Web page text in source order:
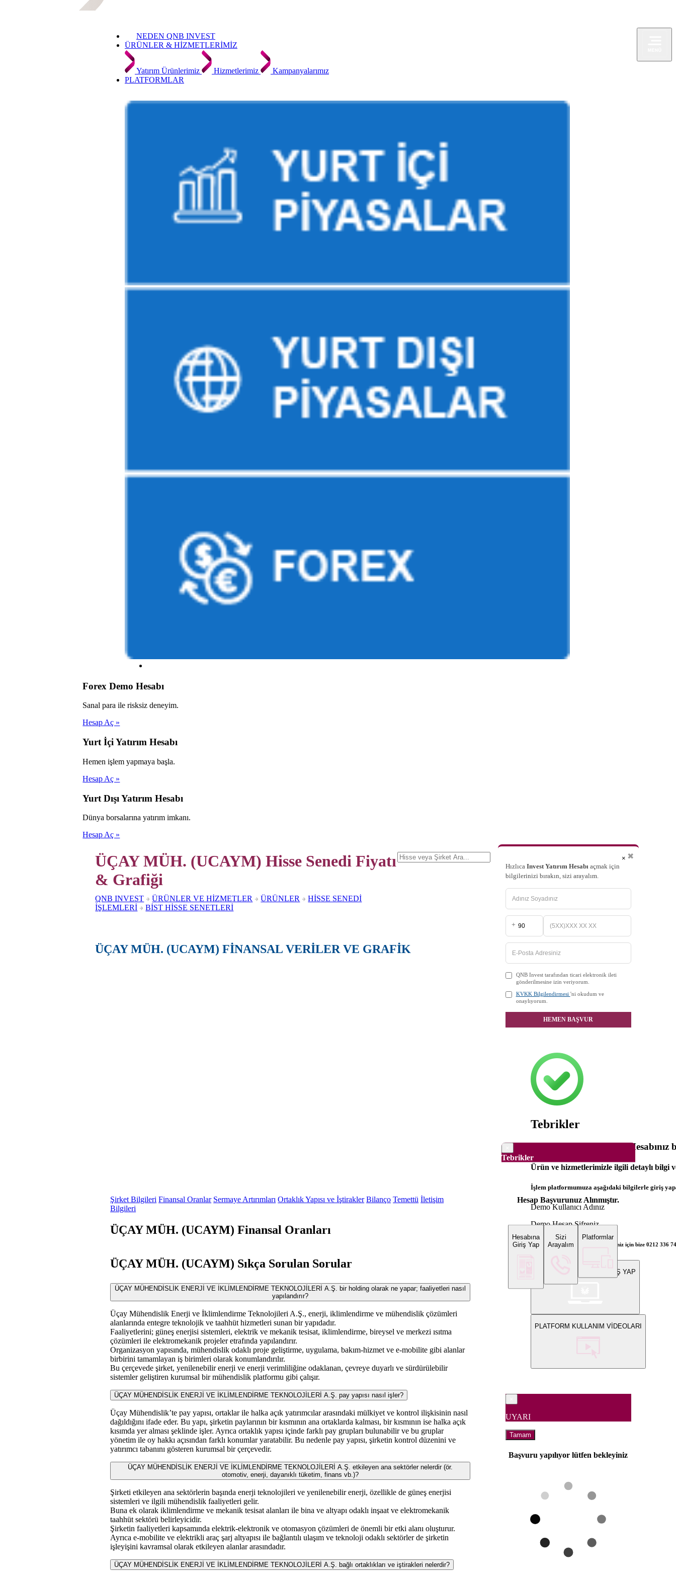
NEDEN QNB INVEST
ÜRÜNLER & HİZMETLERİMİZ
Yatırım Ürünlerimiz Hizmetlerimiz
Kampanyalarımız
PLATFORMLAR
Forex Demo Hesabı
Sanal para ile risksiz deneyim.
Hesap Aç »
Yurt İçi Yatırım Hesabı
Hemen işlem yapmaya başla.
Hesap Aç »
Yurt Dışı Yatırım Hesabı
Dünya borsalarına yatırım imkanı.
Hesap Aç »
ÜÇAY MÜH. (UCAYM) Hisse SenediFiyatı
& Grafiği
QNB INVEST ÜRÜNLER VE HİZMETLER ÜRÜNLER
HİSSE SENEDİ
İŞLEMLERİ
BİST HİSSE SENETLERİ
ÜÇAY MÜH. (UCAYM) FİNANSAL VERİLER VE GRAFİK
Şirket Bilgileri Finansal Oranlar Sermaye Artırımları Ortaklık Yapısı ve İştirakler Bilanço Temettü İletişim
Bilgileri
ÜÇAY MÜH. (UCAYM) Finansal Oranları
ÜÇAY MÜH. (UCAYM) Sıkça Sorulan Sorular
ÜÇAY MÜHENDİSLİK ENERJİ VE İKLİMLENDİRME TEKNOLOJİLERİ A.Ş. bir holding olarak ne yapar; faaliyetleri nasıl
yapılandırır?
Üçay Mühendislik Enerji ve İklimlendirme Teknolojileri A.Ş., enerji, iklimlendirme ve mühendislik çözümleri
alanlarında entegre teknolojik ve taahhüt hizmetleri sunan bir yapıdadır.
Faaliyetlerini; güneş enerjisi sistemleri, elektrik ve mekanik tesisat, iklimlendirme, bireysel ve merkezi ısıtma
çözümleri ile elektromekanik projeler etrafında yapılandırır.
Organizasyon yapısında, mühendislik odaklı proje geliştirme, uygulama, bakım-hizmet ve e-mobilite gibi alanlar
birbirini tamamlayan iş birimleri olarak konumlandırılır.
Bu çerçevede şirket, yenilenebilir enerji ve enerji verimliliğine odaklanan, çevreye duyarlı ve sürdürülebilir
sistemler geliştiren kurumsal bir mühendislik platformu gibi çalışır.
ÜÇAY MÜHENDİSLİK ENERJİ VE İKLİMLENDİRME TEKNOLOJİLERİ A.Ş. pay yapısı nasıl işler?
Üçay Mühendislik’te pay yapısı, ortaklar ile halka açık yatırımcılar arasındaki mülkiyet ve kontrol ilişkisinin nasıl
dağıldığını ifade eder. Bu yapı, şirketin paylarının bir kısmının ana ortaklarda kalması, bir kısmının ise halka açık
kısımda yer alması şeklinde işler. Ayrıca ortaklık yapısı içinde farklı pay grupları bulunabilir ve bu gruplar
yönetim ile oy hakkı açısından farklı konumlar yaratabilir. Bu nedenle pay yapısı, şirketin kontrol düzenini ve
yatırımcı tabanını gösteren kurumsal bir çerçevedir.
ÜÇAY MÜHENDİSLİK ENERJİ VE İKLİMLENDİRME TEKNOLOJİLERİ A.Ş. etkileyen ana sektörler nelerdir (ör.
otomotiv, enerji, dayanıklı tüketim, finans vb.)?
Şirketi etkileyen ana sektörlerin başında enerji teknolojileri ve yenilenebilir enerji, özellikle de güneş enerjisi
sistemleri ve ilgili mühendislik faaliyetleri gelir.
Buna ek olarak iklimlendirme ve mekanik tesisat alanları ile bina ve altyapı odaklı inşaat ve elektromekanik
taahhüt sektörü belirleyicidir.
Şirketin faaliyetleri kapsamında elektrik-elektronik ve otomasyon çözümleri de önemli bir etki alanı oluşturur.
Ayrıca e-mobilite ve elektrikli araç şarj altyapısı ile bağlantılı ulaşım ve teknoloji odaklı sektörler de şirketin
işleyişini kavramsal olarak etkileyen alanlar arasındadır.
ÜÇAY MÜHENDİSLİK ENERJİ VE İKLİMLENDİRME TEKNOLOJİLERİ A.Ş. bağlı ortaklıkları ve iştirakleri nelerdir?
✖
Hızlıca Invest Yatırım Hesabıaçmak için
bilgilerinizi bırakın, sizi arayalım.
+
QNB Invest tarafından ticari elektronik ileti
gönderilmesine izin veriyorum.
KVKK Bilgilendirmesi 'ni okudum ve
onaylıyorum.
HEMEN BAŞVUR
Tebrikler
Hesap Başvurunuz Alınmıştır.
Hesabına
Giriş Yap
Sizi
Arayalım
Platformlar
×
Tebrikler
Dünya Borsaları Demo
Ürün ve hizmetlerimizle ilgili detaylı bilgi
İşlem platformumuza aşağıdaki bilgilerle giriş
Demo Kullanıcı Adınız
Demo Hesap Şifreniz
Bilgi ve gerçek hesap açılış talepleriniz için bize 0212 336
WEB PLATFORMUNA GİRİŞ YAP
PLATFORM KULLANIM VİDEOLARI
UYARI
Tamam
Başvuru yapılıyor lütfen bekleyiniz